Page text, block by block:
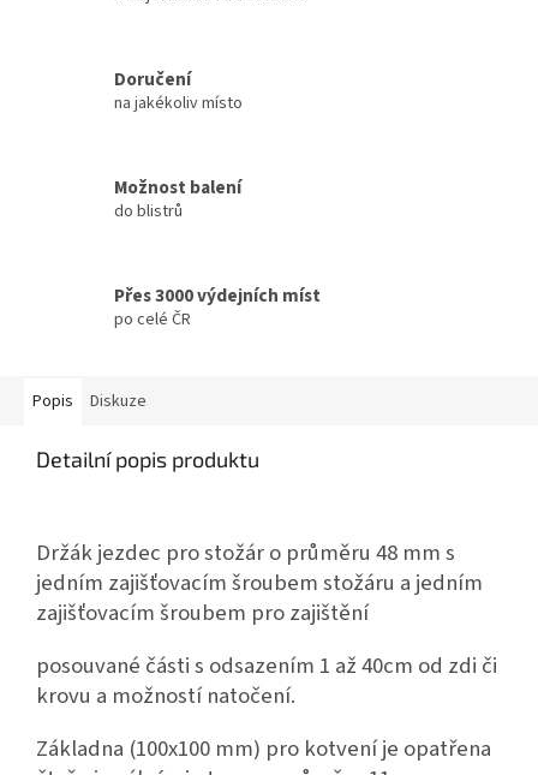
Doručení
na jakékoliv místo
Možnost balení
do blistrů
Přes 3000 výdejních míst
po celé ČR
Popis Diskuze
Detailní popis produktu
Držák jezdec pro stožár o průměru 48 mm s
jedním zajišťovacím šroubem stožáru a jedním
zajišťovacím šroubem pro zajištění
posouvané části s odsazením 1 až 40cm od zdi či
krovu a možností natočení.
Základna (100x100 mm) pro kotvení je opatřena